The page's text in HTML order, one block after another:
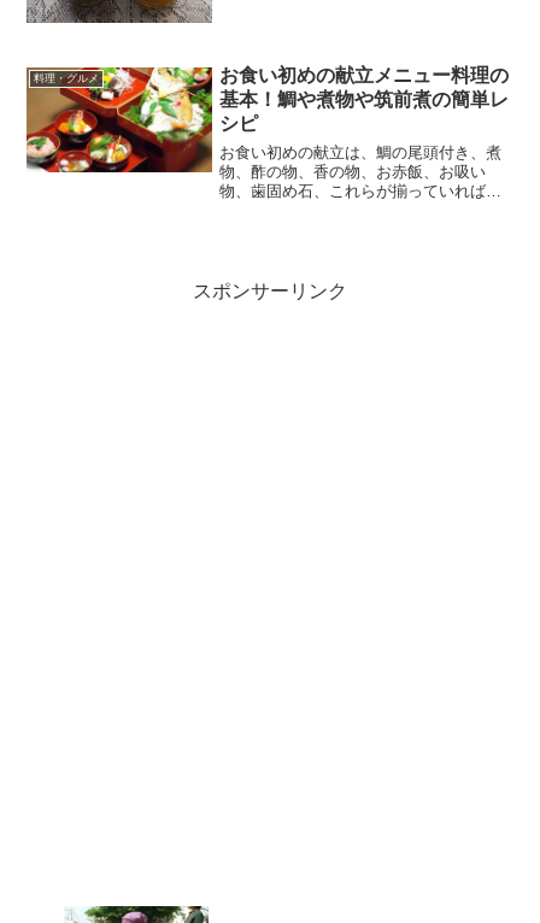
梅ジャムは無添加で愛情...
料理・グルメ
お食い初めの献立メニュー料理の
基本！鯛や煮物や筑前煮の簡単レ
シピ
お食い初めの献立は、鯛の尾頭付き、煮
物、酢の物、香の物、お赤飯、お吸い
物、歯固め石、これらが揃っていれば正
スポンサーリンク